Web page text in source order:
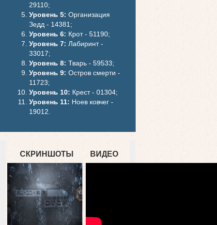
29110;
Уровень 5: Организация
Зедд - 14381;
Уровень 6: Крот - 51190;
Уровень 7: Лабиринт -
33017;
Уровень 8: Тварь - 59533;
Уровень 9: Остров смерти -
11723;
Уровень 10: Крест - 01304;
Уровень 11: Ноев ковчег -
19012.
СКРИНШОТЫ ВИДЕО